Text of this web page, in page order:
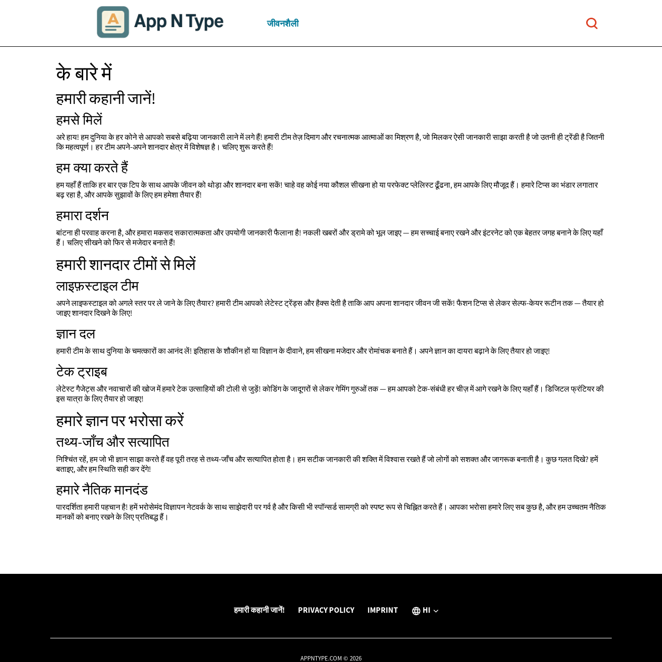
जीवनशैली
के बारे में
हमारी कहानी जानें!
हमसे मिलें
अरे हाय! हम दुनिया के हर कोने से आपको सबसे बढ़िया जानकारी लाने में लगे हैं! हमारी टीम तेज़ दिमाग और रचनात्मक आत्माओं का मिश्रण है, जो मिलकर ऐसी जानकारी साझा करती है जो उतनी ही ट्रेंडी है जितनी
कि महत्वपूर्ण। हर टीम अपने-अपने शानदार क्षेत्र में विशेषज्ञ है। चलिए शुरू करते हैं!
हम क्या करते हैं
हम यहाँ हैं ताकि हर बार एक टिप के साथ आपके जीवन को थोड़ा और शानदार बना सकें! चाहे वह कोई नया कौशल सीखना हो या परफेक्ट प्लेलिस्ट ढूँढना, हम आपके लिए मौजूद हैं। हमारे टिप्स का भंडार लगातार
बढ़ रहा है, और आपके सुझावों के लिए हम हमेशा तैयार हैं!
हमारा दर्शन
बांटना ही परवाह करना है, और हमारा मकसद सकारात्मकता और उपयोगी जानकारी फैलाना है! नकली खबरों और ड्रामे को भूल जाइए — हम सच्चाई बनाए रखने और इंटरनेट को एक बेहतर जगह बनाने के लिए यहाँ
हैं। चलिए सीखने को फिर से मजेदार बनाते हैं!
हमारी शानदार टीमों से मिलें
लाइफ़स्टाइल टीम
अपने लाइफस्टाइल को अगले स्तर पर ले जाने के लिए तैयार? हमारी टीम आपको लेटेस्ट ट्रेंड्स और हैक्स देती है ताकि आप अपना शानदार जीवन जी सकें! फैशन टिप्स से लेकर सेल्फ-केयर रूटीन तक — तैयार हो
जाइए शानदार दिखने के लिए!
ज्ञान दल
हमारी टीम के साथ दुनिया के चमत्कारों का आनंद लें! इतिहास के शौकीन हों या विज्ञान के दीवाने, हम सीखना मजेदार और रोमांचक बनाते हैं। अपने ज्ञान का दायरा बढ़ाने के लिए तैयार हो जाइए!
टेक ट्राइब
लेटेस्ट गैजेट्स और नवाचारों की खोज में हमारे टेक उत्साहियों की टोली से जुड़ें! कोडिंग के जादूगरों से लेकर गेमिंग गुरुओं तक — हम आपको टेक-संबंधी हर चीज़ में आगे रखने के लिए यहाँ हैं। डिजिटल फ्रंटियर की
इस यात्रा के लिए तैयार हो जाइए!
हमारे ज्ञान पर भरोसा करें
तथ्य-जाँच और सत्यापित
निश्चिंत रहें, हम जो भी ज्ञान साझा करते हैं वह पूरी तरह से तथ्य-जाँच और सत्यापित होता है। हम सटीक जानकारी की शक्ति में विश्वास रखते हैं जो लोगों को सशक्त और जागरूक बनाती है। कुछ गलत दिखे? हमें
बताइए, और हम स्थिति सही कर देंगे!
हमारे नैतिक मानदंड
पारदर्शिता हमारी पहचान है! हमें भरोसेमंद विज्ञापन नेटवर्क के साथ साझेदारी पर गर्व है और किसी भी स्पॉन्सर्ड सामग्री को स्पष्ट रूप से चिह्नित करते हैं। आपका भरोसा हमारे लिए सब कुछ है, और हम उच्चतम नैतिक
मानकों को बनाए रखने के लिए प्रतिबद्ध हैं।
हमारी कहानी जानें! PRIVACY POLICY IMPRINT HI
APPNTYPE.COM © 2026